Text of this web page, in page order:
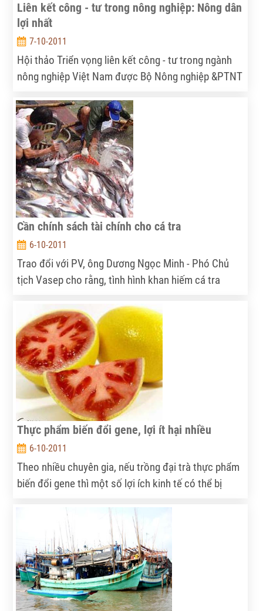
Liên kết công - tư trong nông nghiệp: Nông dân
lợi nhất
7-10-2011
Hội thảo Triển vọng liên kết công - tư trong ngành
nông nghiệp Việt Nam được Bộ Nông nghiệp &PTNT
Thành phố Hồ Chí Minh mới đây nhận định: Việc
triển khai mởi rộng các liên kết công – tư theo từng
ngành hàng đang được xem là một tín hiệu mừng để
ngành nông nghiệp Việt Nam đi vào quỹ đạo chuyên
nghiệp.
Cần chính sách tài chính cho cá tra
6-10-2011
Trao đổi với PV, ông Dương Ngọc Minh - Phó Chủ
tịch Vasep cho rằng, tình hình khan hiếm cá tra
để hóa giải khó khăn này thì DN và nông dân cần có
những cái bắt tay thân thiện với nhau.
Thực phẩm biến đổi gene, lợi ít hại nhiều
6-10-2011
Theo nhiều chuyên gia, nếu trồng đại trà thực phẩm
biến đổi gene thì một số lợi ích kinh tế có thể bị
vào các công ty cung ứng giống, môi trường nông
nghiệp bị biến đổi...